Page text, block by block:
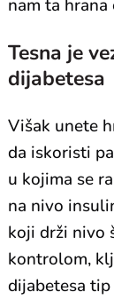
nam ta hrana
Tesna je
dijabetesa
Višak unete
da iskoristi
u kojima se
na nivo
koji drži nivo
kontrolom,
dijabetesa tip